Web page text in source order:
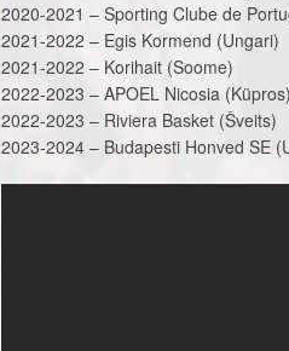
2020-2021 – Sporting Clube de
2021-2022 – Egis Kormend (Ungari)
2021-2022 – Korihait (Soome)
2022-2023 – APOEL Nicosia (Küpros)
2022-2023 – Riviera Basket (Šveits)
2023-2024 – Budapesti Honved SE